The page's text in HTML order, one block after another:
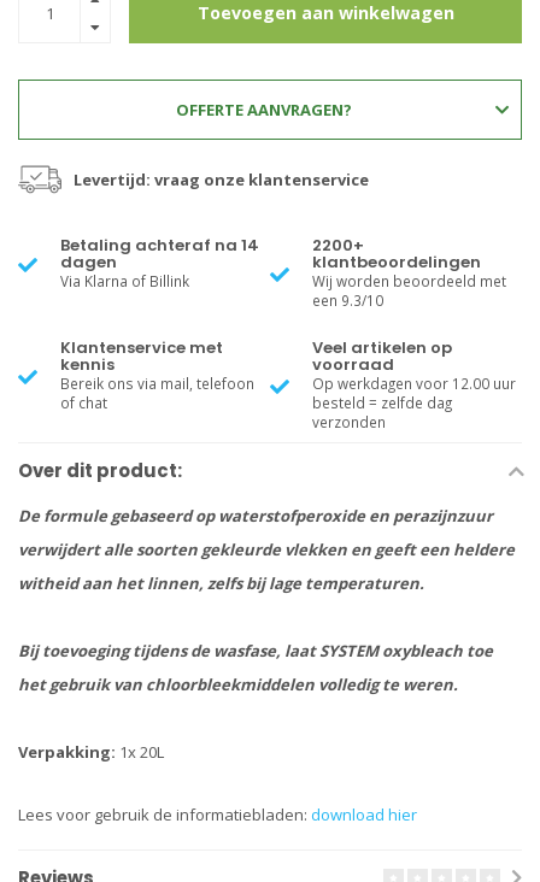
Toevoegen aan winkelwagen
OFFERTE AANVRAGEN?
Levertijd: vraag onze klantenservice
Betaling achteraf na 14
dagen
Via Klarna of Billink
2200+
klantbeoordelingen
Wij worden beoordeeld met
een 9.3/10
Klantenservice met
kennis
Bereik ons via mail, telefoon
of chat
Veel artikelen op
voorraad
Op werkdagen voor 12.00 uur
besteld = zelfde dag
verzonden
Over dit product:
De formule gebaseerd op waterstofperoxide en perazijnzuur
verwijdert alle soorten gekleurde vlekken en geeft een heldere
witheid aan het linnen, zelfs bij lage temperaturen.
Bij toevoeging tijdens de wasfase, laat SYSTEM oxybleach toe
het gebruik van chloorbleekmiddelen volledig te weren.
Verpakking: 1x 20L
Lees voor gebruik de informatiebladen: download hier